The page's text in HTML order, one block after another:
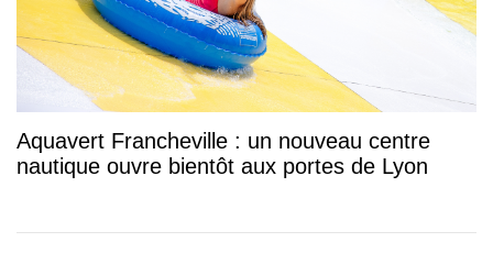
Aquavert Francheville : un nouveau centre
nautique ouvre bientôt aux portes de Lyon